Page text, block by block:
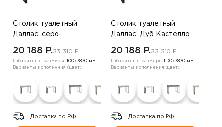
Столик туалетный
Даллас ,серо-
20 188 P.33 310 P.
Габаритные размеры: 1100х7870 мм
Варианты исполнения (цвет):
Доставка по РФ.
Столик туалетный
Даллас ,Дуб Кастелло
20 188 P.33 310 P.
Габаритные размеры: 1100х7870 мм
Варианты исполнения (цвет):
Доставка по РФ.